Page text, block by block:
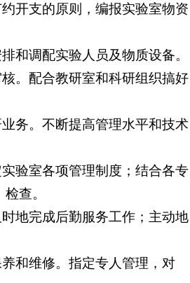
开支的原则，编报实验室物资
和调配实验人员及物质设备。
。配合教研室和科研组织搞好
务。不断提高管理水平和技术
验室各项管理制度；结合各专
查。
地完成后勤服务工作；主动地
和维修。指定专人管理，对